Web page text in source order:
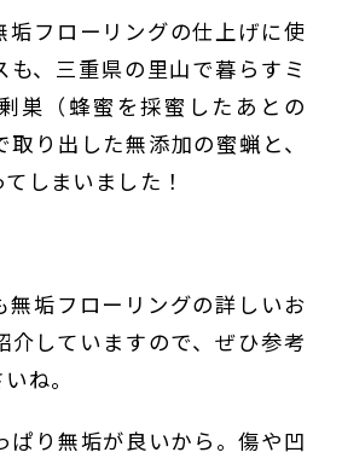
垢フローリングの仕上げに使
も、三重県の里山で暮らすミ
巣（蜂蜜を採蜜したあとの
り出した無添加の蜜蝋と、
しまいました！
無垢フローリングの詳しいお
介していますので、ぜひ参考
ね。
ぱり無垢が良いから。傷や凹